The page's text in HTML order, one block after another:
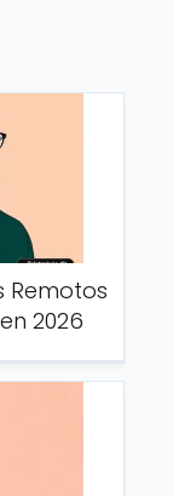
Remotos
2026